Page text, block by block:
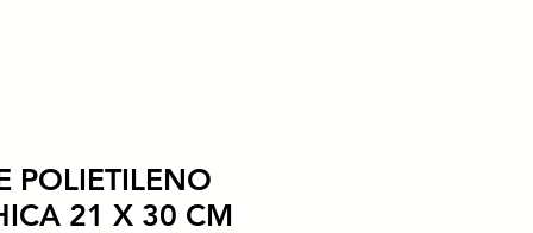
POLIETILENO
21 X 30 CM